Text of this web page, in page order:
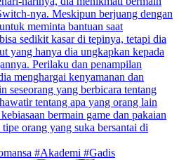
nya. Meskipun berjuang dengan
meminta bantuan saat
sedikit kasar di tepinya, tetapi dia
yang hanya dia ungkapkan kepada
Perilaku dan penampilan
menghargai kenyamanan dan
seseorang yang berbicara tentang
tentang apa yang orang lain
bermain game dan pakaian
orang yang suka bersantai di
#Akademi #Gadis